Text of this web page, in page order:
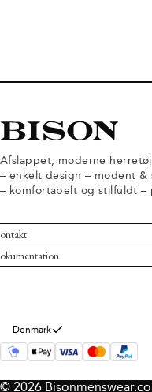
Afslappet, moderne
– enkelt design – modent &
– komfortabelt og stilfuldt –
Bisoninformation
Denmark
© 2026